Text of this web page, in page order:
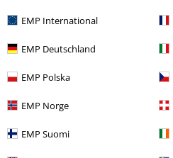
EMP International
EMP Deutschland
EMP Polska
EMP Norge
EMP Suomi